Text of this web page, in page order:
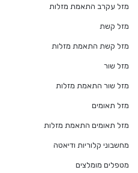
מזל עקרב התאמת מזלות
מזל קשת
מזל קשת התאמת מזלות
מזל שור
מזל שור התאמת מזלות
מזל תאומים
מזל תאומים התאמת מזלות
מחשבוני קלוריות ודיאטה
מטפלים מומלצים